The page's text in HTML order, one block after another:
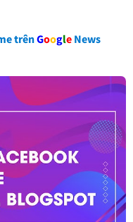
trênGoogle News